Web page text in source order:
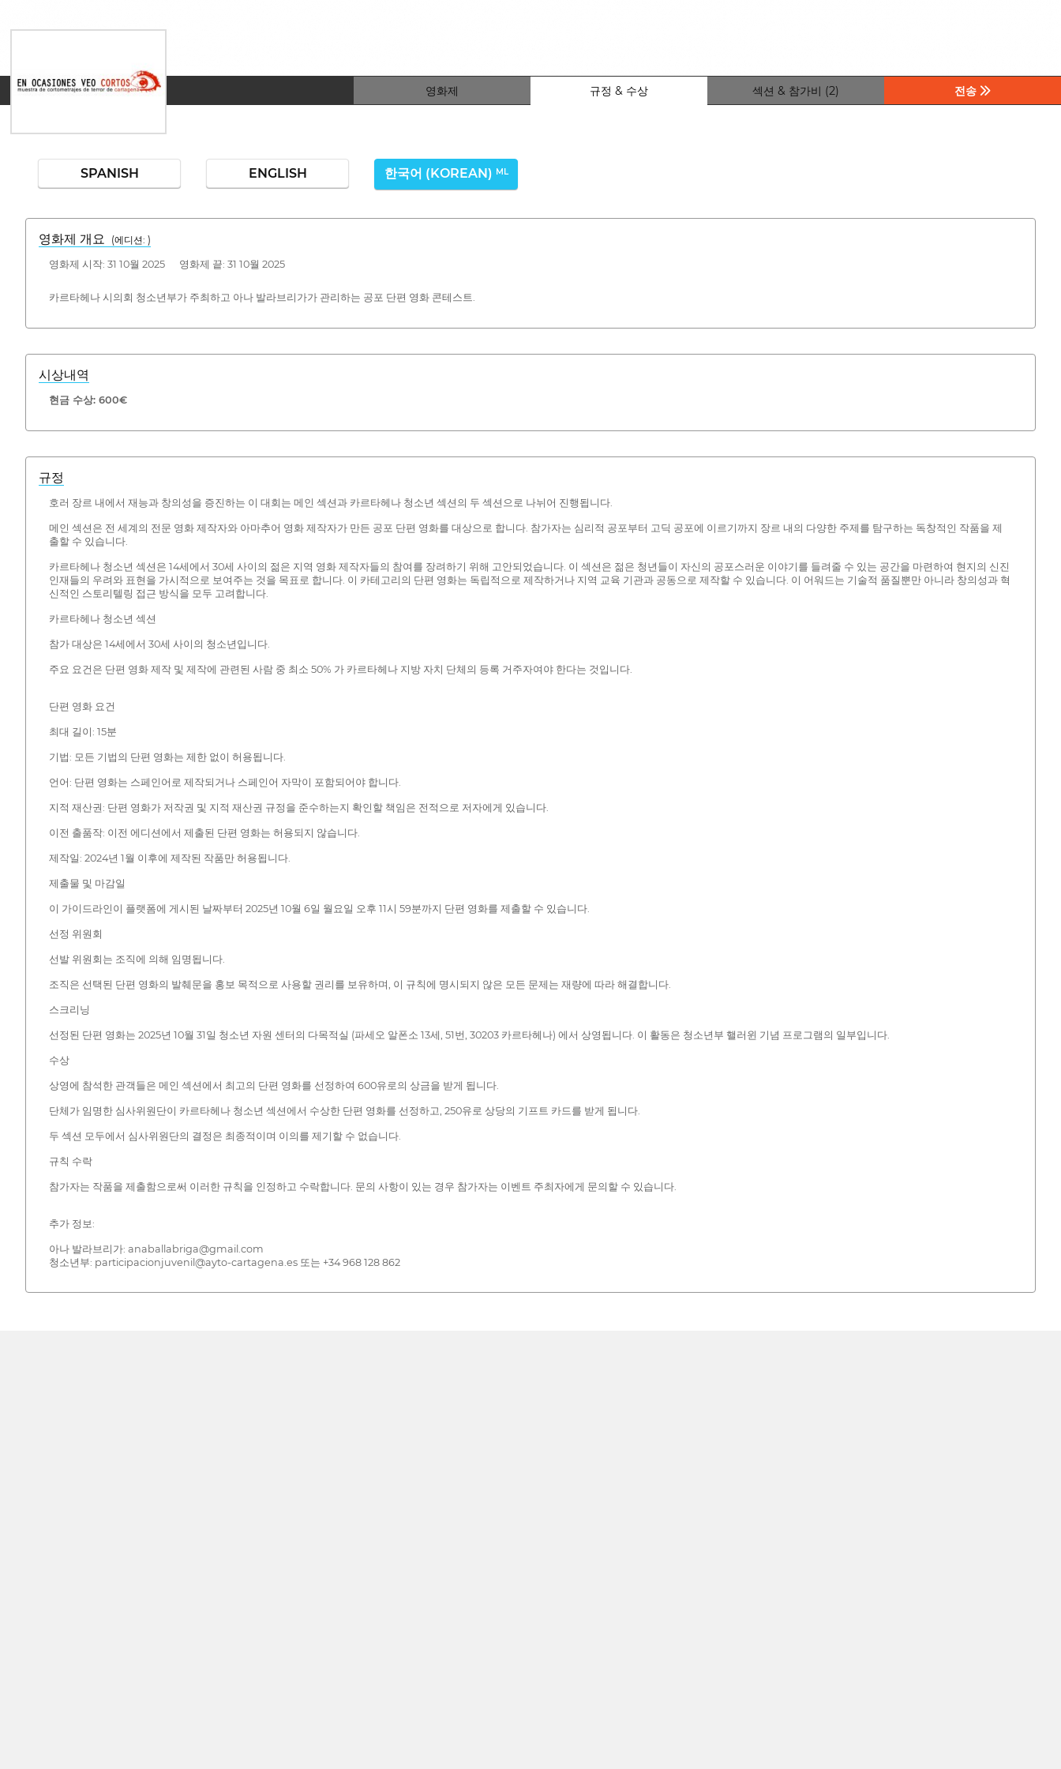
영화제 규정 & 수상 섹션 & 참가비 (2) 전송
SPANISH ENGLISH 한국어 (KOREAN) ML
영화제 개요 (에디션: )
영화제 시작: 31 10월 2025 영화제 끝: 31 10월 2025
카르타헤나 시의회 청소년부가 주최하고 아나 발라브리가가 관리하는 공포 단편 영화 콘테스트.
시상내역
현금 수상: 600€
규정
호러 장르 내에서 재능과 창의성을 증진하는 이 대회는 메인 섹션과 카르타헤나 청소년 섹션의 두 섹션으로 나뉘어 진행됩니다.
메인 섹션은 전 세계의 전문 영화 제작자와 아마추어 영화 제작자가 만든 공포 단편 영화를 대상으로 합니다. 참가자는 심리적 공포부터 고딕 공포에 이르기까지 장르 내의 다양한 주제를 탐구하는 독창적인 작품을 제
출할 수 있습니다.
카르타헤나 청소년 섹션은 14세에서 30세 사이의 젊은 지역 영화 제작자들의 참여를 장려하기 위해 고안되었습니다. 이 섹션은 젊은 청년들이 자신의 공포스러운 이야기를 들려줄 수 있는 공간을 마련하여 현지의 신진
인재들의 우려와 표현을 가시적으로 보여주는 것을 목표로 합니다. 이 카테고리의 단편 영화는 독립적으로 제작하거나 지역 교육 기관과 공동으로 제작할 수 있습니다. 이 어워드는 기술적 품질뿐만 아니라 창의성과 혁
신적인 스토리텔링 접근 방식을 모두 고려합니다.
카르타헤나 청소년 섹션
참가 대상은 14세에서 30세 사이의 청소년입니다.
주요 요건은 단편 영화 제작 및 제작에 관련된 사람 중 최소 50% 가 카르타헤나 지방 자치 단체의 등록 거주자여야 한다는 것입니다.
단편 영화 요건
최대 길이: 15분
기법: 모든 기법의 단편 영화는 제한 없이 허용됩니다.
언어: 단편 영화는 스페인어로 제작되거나 스페인어 자막이 포함되어야 합니다.
지적 재산권: 단편 영화가 저작권 및 지적 재산권 규정을 준수하는지 확인할 책임은 전적으로 저자에게 있습니다.
이전 출품작: 이전 에디션에서 제출된 단편 영화는 허용되지 않습니다.
제작일: 2024년 1월 이후에 제작된 작품만 허용됩니다.
제출물 및 마감일
이 가이드라인이 플랫폼에 게시된 날짜부터 2025년 10월 6일 월요일 오후 11시 59분까지 단편 영화를 제출할 수 있습니다.
선정 위원회
선발 위원회는 조직에 의해 임명됩니다.
조직은 선택된 단편 영화의 발췌문을 홍보 목적으로 사용할 권리를 보유하며, 이 규칙에 명시되지 않은 모든 문제는 재량에 따라 해결합니다.
스크리닝
선정된 단편 영화는 2025년 10월 31일 청소년 자원 센터의 다목적실 (파세오 알폰소 13세, 51번, 30203 카르타헤나) 에서 상영됩니다. 이 활동은 청소년부 핼러윈 기념 프로그램의 일부입니다.
수상
상영에 참석한 관객들은 메인 섹션에서 최고의 단편 영화를 선정하여 600유로의 상금을 받게 됩니다.
단체가 임명한 심사위원단이 카르타헤나 청소년 섹션에서 수상한 단편 영화를 선정하고, 250유로 상당의 기프트 카드를 받게 됩니다.
두 섹션 모두에서 심사위원단의 결정은 최종적이며 이의를 제기할 수 없습니다.
규칙 수락
참가자는 작품을 제출함으로써 이러한 규칙을 인정하고 수락합니다. 문의 사항이 있는 경우 참가자는 이벤트 주최자에게 문의할 수 있습니다.
추가 정보:
아나 발라브리가: anaballabriga@gmail.com
청소년부: participacionjuvenil@ayto-cartagena.es 또는 +34 968 128 862